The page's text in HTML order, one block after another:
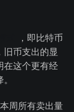
，即比特币
旧币支出的显
在这个更有经
周所有卖出量